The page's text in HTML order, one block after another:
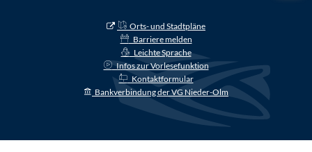
Orts- und Stadtpläne
Barriere melden
Leichte Sprache
Infos zur Vorlesefunktion
Kontaktformular
Bankverbindung der VG Nieder-Olm